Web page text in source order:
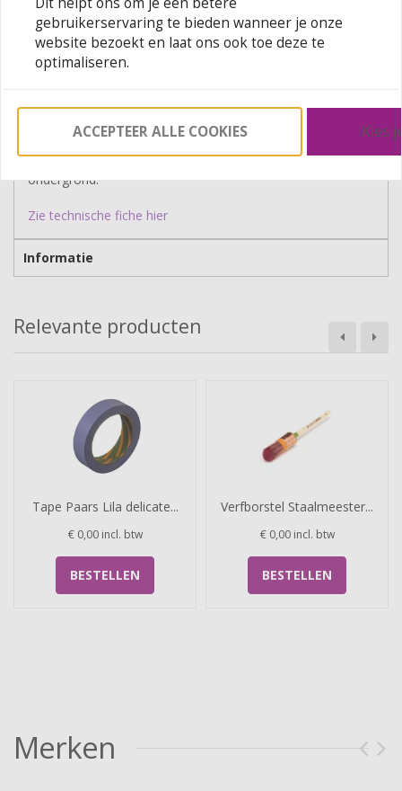
te brengen alvorens af te werken met de Magnacryl
Prestige Mat.
Kleur en glans:
Mat.
± 10 m²/l/laag (naargelang de zuigkracht en ruwheid van de
ondergrond.
Zie technische fiche hier
Informatie
Relevante producten
Tape Paars Lila delicate...
€ 0,00 incl. btw
BESTELLEN
Verfborstel Staalmeester...
€ 0,00 incl. btw
BESTELLEN
Merken
gebruikerservaring te bieden wanneer je onze
website bezoekt en laat ons ook toe deze te
optimaliseren.
ACCEPTEER ALLE COOKIES Kies